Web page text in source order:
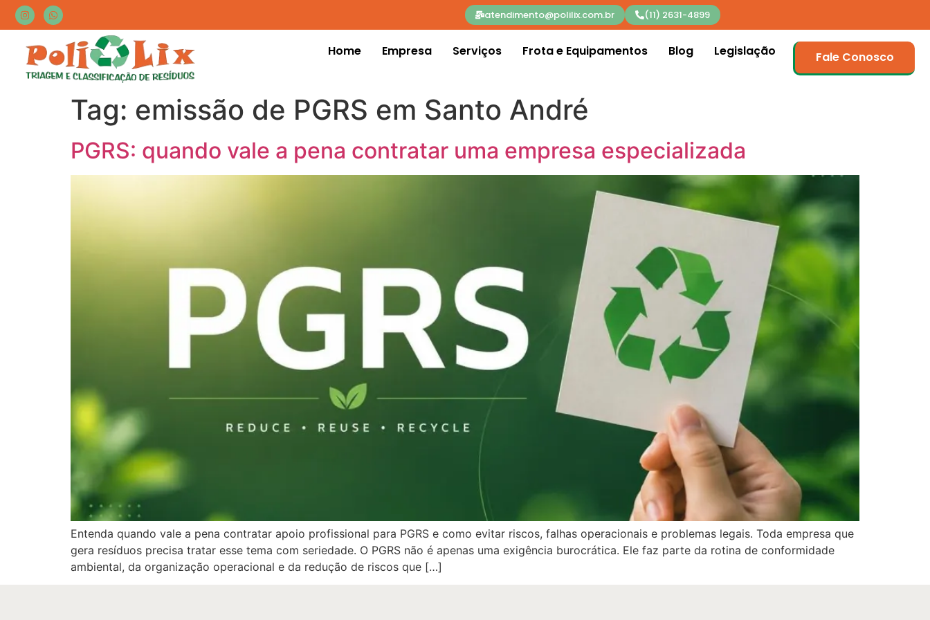
atendimento@polilix.com.br (11) 2631-4899
Home Empresa Serviços Frota e Equipamentos Blog Legislação Fale Conosco
Tag: emissão de PGRS em Santo André
PGRS: quando vale a pena contratar uma empresa especializada
Entenda quando vale a pena contratar apoio profissional para PGRS e como evitar riscos, falhas operacionais e problemas legais. Toda empresa que
gera resíduos precisa tratar esse tema com seriedade. O PGRS não é apenas uma exigência burocrática. Ele faz parte da rotina de conformidade
ambiental, da organização operacional e da redução de riscos que […]